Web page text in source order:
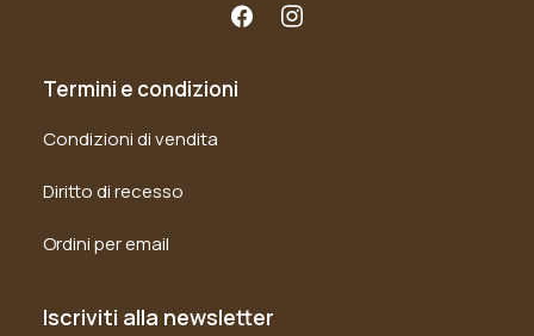
Termini e condizioni
Condizioni di vendita
Diritto di recesso
Ordini per email
Iscriviti alla newsletter